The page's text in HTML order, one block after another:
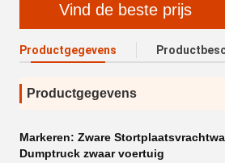
Vind de beste prijs
Productgegevens
Productgegevens
Markeren: Zware
Dumptruck zwaar voertuig